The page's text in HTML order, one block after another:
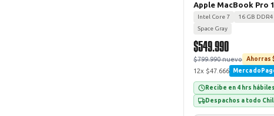
Apple MacBook Pro
Intel Core 7 16 GB DDR4
Space Gray
$549.990
$799.990 nuevo Ahorras
12x $47.666
Recibe en 4 hrs
Despachos a todo